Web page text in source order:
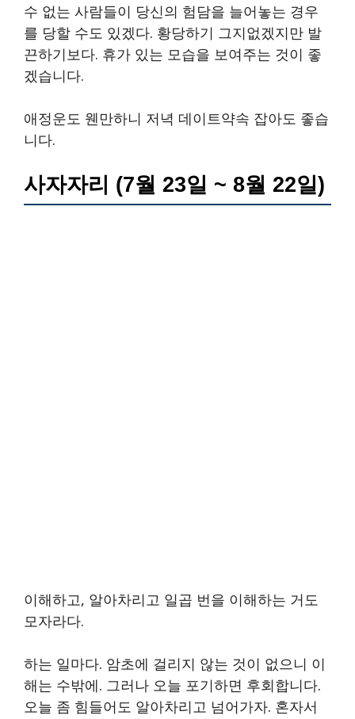
수 없는 사람들이 당신의 험담을 늘어놓는 경우
를 당할 수도 있겠다. 황당하기 그지없겠지만 발
끈하기보다. 휴가 있는 모습을 보여주는 것이 좋
겠습니다.
애정운도 웬만하니 저녁 데이트약속 잡아도 좋습
니다.
사자자리 (7월 23일 ~ 8월 22일)
이해하고, 알아차리고 일곱 번을 이해하는 거도
모자라다.
하는 일마다. 암초에 걸리지 않는 것이 없으니 이
해는 수밖에. 그러나 오늘 포기하면 후회합니다.
오늘 좀 힘들어도 알아차리고 넘어가자. 혼자서